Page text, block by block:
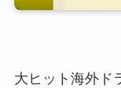
大ヒット海外ド